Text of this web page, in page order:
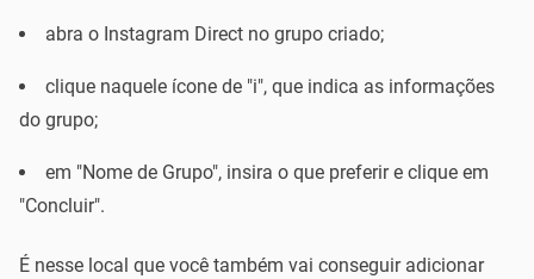
abra o Instagram Direct no grupo criado;
clique naquele ícone de "i", que indica as informações
do grupo;
em "Nome de Grupo", insira o que preferir e clique em
"Concluir".
É nesse local que você também vai conseguir adicionar